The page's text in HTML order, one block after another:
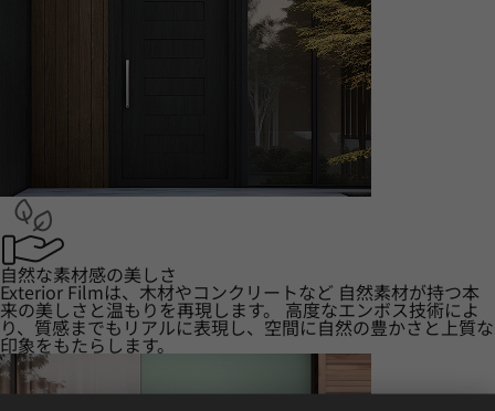
自然な素材感の美しさ
Exterior Filmは、木材やコンクリートなど 自然素材が持つ本
来の美しさと温もりを再現します。 高度なエンボス技術によ
り、質感までもリアルに表現し、空間に自然の豊かさと上質な
印象をもたらします。